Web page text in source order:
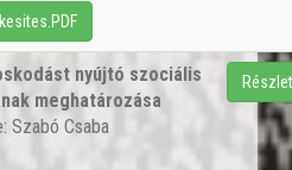
nyújtó szociális
meghatározása
Szabó Csaba